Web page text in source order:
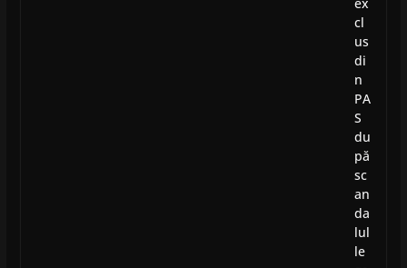
cl
us
di
n
PA
S
du
pă
sc
an
da
lul
le